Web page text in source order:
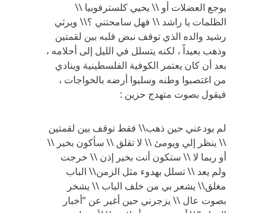
يوجع العضلات أو \\ يحيي كلسترفوبيا \\
الظلمات يا راشد \\ فهل سامحتني ؟\\ ويرثي
رشيد والده الذي توقف نبض قلبه بين لقمتين
وذهب بعيداً ، لكنه يتسلل في الليل إلى أحلامه ،
بعد أن كان يعتمر الكوفية الفلسطينية وينادي
من اغتصبوا وطنه وسلبوا أرضه بالخواجات ،
فيقول بصوت متهدج حزين :
لم يودعني حين ذهب\\ فقط توقف بين لقمتين
\\ ينظر إلي ويومئ \\ لا تقلق \\ سأكون بخير \\
أو ربما لا \\ ستكون أنت بخير إذن \\ خرجت
ولم يعد \\ تسلل بهدوء مثل الزمن\\ الباب
مغلق\\ يشعر بي من خلف الباب \\ يشخر
بصوت عال \\ يزجرني حين أغير عن “أخبار